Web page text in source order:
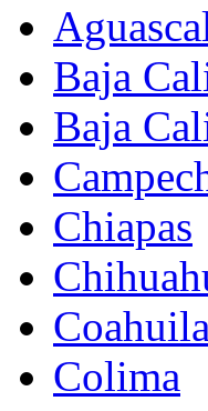
Baja
Baja
Chiapas
Colima